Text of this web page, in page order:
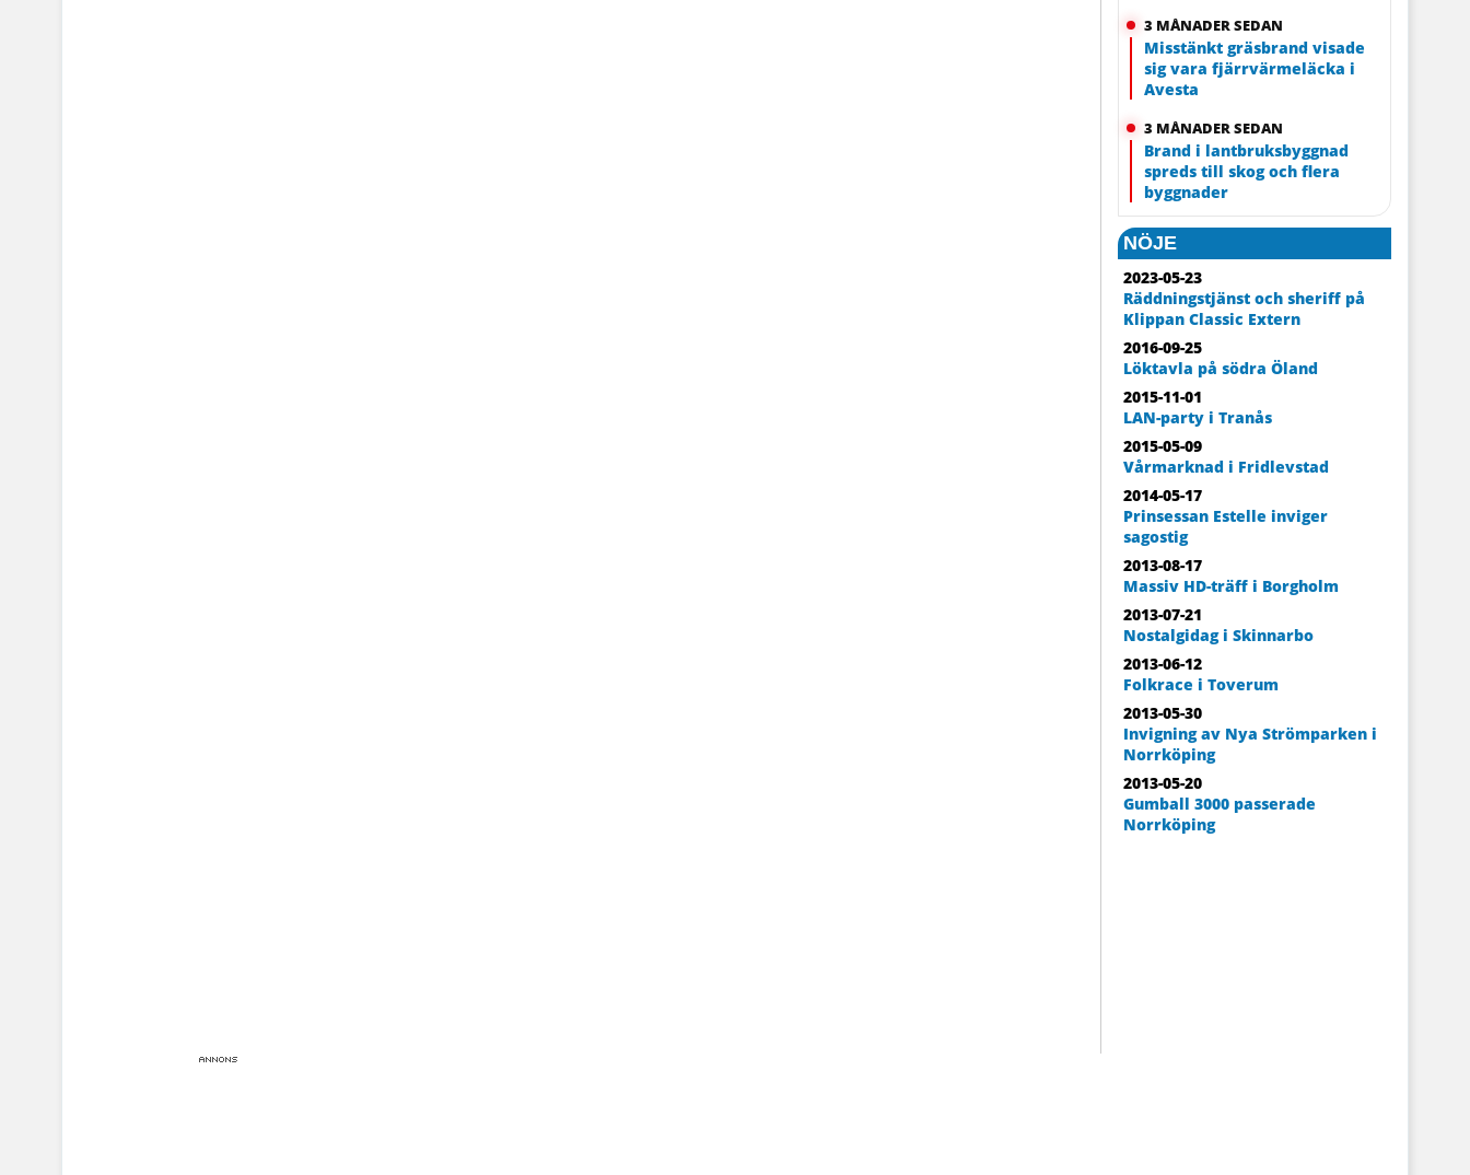
3 MÅNADER SEDAN
Misstänkt gräsbrand visade
sig vara fjärrvärmeläcka i
Avesta
3 MÅNADER SEDAN
Brand i lantbruksbyggnad
spreds till skog och flera
byggnader
NÖJE
2023-05-23
Räddningstjänst och sheriff på
Klippan Classic Extern
2016-09-25
Löktavla på södra Öland
2015-11-01
LAN-party i Tranås
2015-05-09
Vårmarknad i Fridlevstad
2014-05-17
Prinsessan Estelle inviger
sagostig
2013-08-17
Massiv HD-träff i Borgholm
2013-07-21
Nostalgidag i Skinnarbo
2013-06-12
Folkrace i Toverum
2013-05-30
Invigning av Nya Strömparken i
Norrköping
2013-05-20
Gumball 3000 passerade
Norrköping